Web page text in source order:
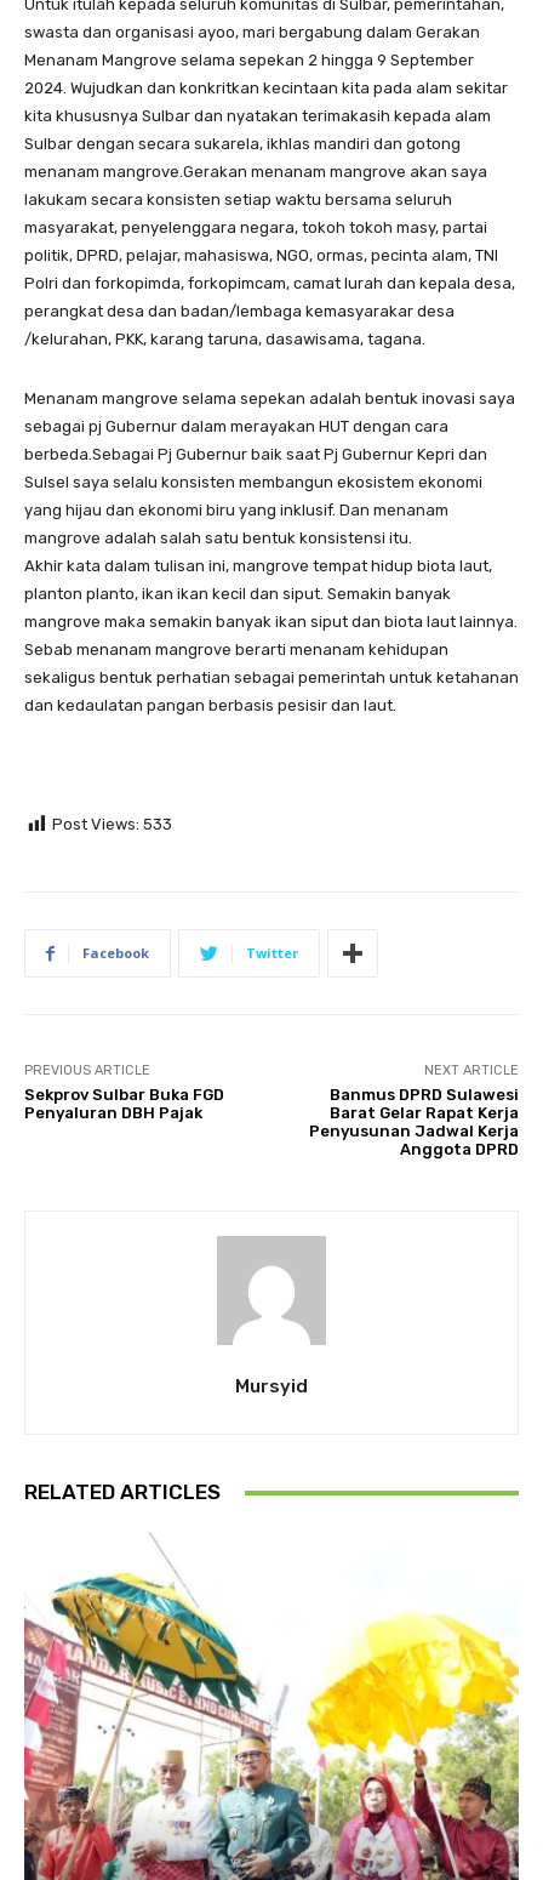
Untuk itulah kepada seluruh komunitas di Sulbar, pemerintahan,
swasta dan organisasi ayoo, mari bergabung dalam Gerakan
Menanam Mangrove selama sepekan 2 hingga 9 September
2024. Wujudkan dan konkritkan kecintaan kita pada alam sekitar
kita khususnya Sulbar dan nyatakan terimakasih kepada alam
Sulbar dengan secara sukarela, ikhlas mandiri dan gotong
menanam mangrove.Gerakan menanam mangrove akan saya
lakukam secara konsisten setiap waktu bersama seluruh
masyarakat, penyelenggara negara, tokoh tokoh masy, partai
politik, DPRD, pelajar, mahasiswa, NGO, ormas, pecinta alam, TNI
Polri dan forkopimda, forkopimcam, camat lurah dan kepala desa,
perangkat desa dan badan/lembaga kemasyarakar desa
/kelurahan, PKK, karang taruna, dasawisama, tagana.
Menanam mangrove selama sepekan adalah bentuk inovasi saya
sebagai pj Gubernur dalam merayakan HUT dengan cara
berbeda.Sebagai Pj Gubernur baik saat Pj Gubernur Kepri dan
Sulsel saya selalu konsisten membangun ekosistem ekonomi
yang hijau dan ekonomi biru yang inklusif. Dan menanam
mangrove adalah salah satu bentuk konsistensi itu.
Akhir kata dalam tulisan ini, mangrove tempat hidup biota laut,
planton planto, ikan ikan kecil dan siput. Semakin banyak
mangrove maka semakin banyak ikan siput dan biota laut lainnya.
Sebab menanam mangrove berarti menanam kehidupan
sekaligus bentuk perhatian sebagai pemerintah untuk ketahanan
dan kedaulatan pangan berbasis pesisir dan laut.
Post Views: 533
Facebook Twitter
PREVIOUS ARTICLE
Sekprov Sulbar Buka FGD
Penyaluran DBH Pajak
NEXT ARTICLE
Banmus DPRD Sulawesi
Barat Gelar Rapat Kerja
Penyusunan Jadwal Kerja
Anggota DPRD
Mursyid
RELATED ARTICLES